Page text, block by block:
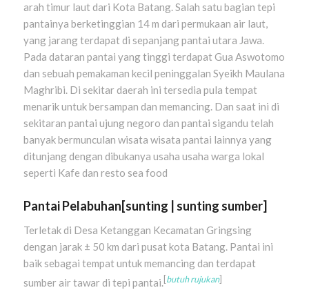
arah timur laut dari Kota Batang. Salah satu bagian tepi
pantainya berketinggian 14 m dari permukaan air laut,
yang jarang terdapat di sepanjang pantai utara Jawa.
Pada dataran pantai yang tinggi terdapat Gua Aswotomo
dan sebuah pemakaman kecil peninggalan Syeikh Maulana
Maghribi. Di sekitar daerah ini tersedia pula tempat
menarik untuk bersampan dan memancing. Dan saat ini di
sekitaran pantai ujung negoro dan pantai sigandu telah
banyak bermunculan wisata wisata pantai lainnya yang
ditunjang dengan dibukanya usaha usaha warga lokal
seperti Kafe dan resto sea food
Pantai Pelabuhan[sunting sunting sumber]
Terletak di Desa Ketanggan Kecamatan Gringsing
dengan jarak ± 50 km dari pusat kota Batang. Pantai ini
baik sebagai tempat untuk memancing dan terdapat
sumber air tawar di tepi pantai. butuh rujukan]